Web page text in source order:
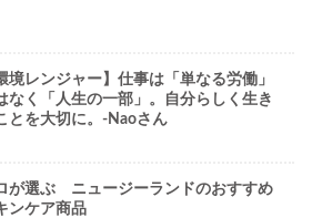
境レンジャー】仕事は「単なる労働」
なく「人生の一部」。自分らしく生き
とを大切に。-Naoさん
が選ぶ ニュージーランドのおすすめ
ンケア商品